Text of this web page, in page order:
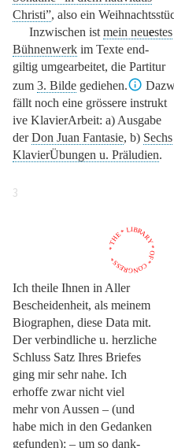
Christi”, also ein
Inzwischen ist mein neuestes
Bühnenwerk im Texte end-
giltig umgearbeitet, die Partitur
zum 3. Bilde gediehen.
fällt noch eine grössere instrukt
ive KlavierArbeit: a) Ausgabe
derDon Juan Fantasie, b) Sechs
KlavierÜbungen u. Präludien.
3
* THE * LIBRARY * OF * CONGRESS *
Ich theile Ihnen in Aller
Bescheidenheit, als meinem
Biographen, diese Data mit.
Der verbindliche u. herzliche
Schluss Satz Ihres Briefes
ging mir sehr nahe. Ich
erhoffe zwar nicht viel
mehr von Aussen – (und
habe mich in den Gedanken
gefunden): – um so dank-